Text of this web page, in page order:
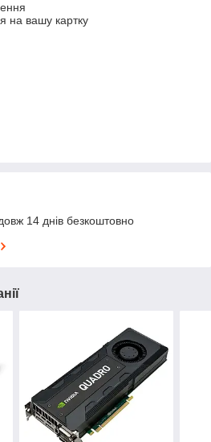
на вашу картку
14 днів безкоштовно